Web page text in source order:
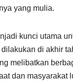
yang mulia.
kunci utama
di akhir
melibatkan
dan masyarakat